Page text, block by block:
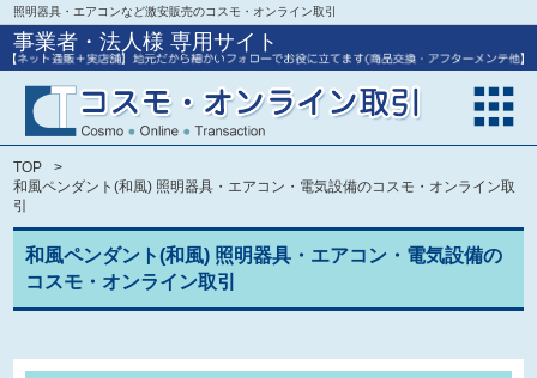
照明器具・エアコンなど激安販売のコスモ・オンライン取引
事業者・法人様 専用サイト
TOP
和風ペンダント(和風) 照明器具・エアコン・電気設備のコスモ・オンライン取
引
和風ペンダント(和風) 照明器具・エアコン・電気設備の
コスモ・オンライン取引